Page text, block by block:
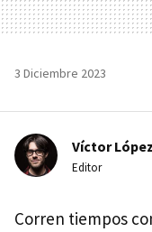
3 Diciembre 2023
Víctor
Editor
Corren tiempos